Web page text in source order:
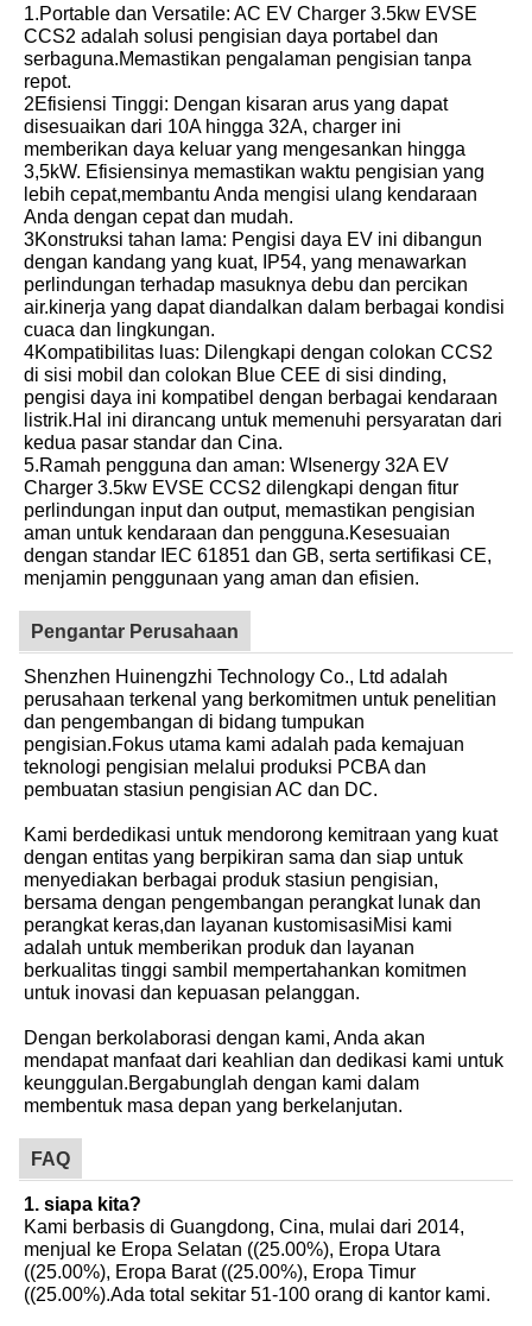
1.Portable dan Versatile: AC EV Charger 3.5kw EVSE
CCS2 adalah solusi pengisian daya portabel dan
serbaguna.Memastikan pengalaman pengisian tanpa
repot.
2Efisiensi Tinggi: Dengan kisaran arus yang dapat
disesuaikan dari 10A hingga 32A, charger ini
memberikan daya keluar yang mengesankan hingga
3,5kW. Efisiensinya memastikan waktu pengisian yang
lebih cepat,membantu Anda mengisi ulang kendaraan
Anda dengan cepat dan mudah.
3Konstruksi tahan lama: Pengisi daya EV ini dibangun
dengan kandang yang kuat, IP54, yang menawarkan
perlindungan terhadap masuknya debu dan percikan
air.kinerja yang dapat diandalkan dalam berbagai kondisi
cuaca dan lingkungan.
4Kompatibilitas luas: Dilengkapi dengan colokan CCS2
di sisi mobil dan colokan Blue CEE di sisi dinding,
pengisi daya ini kompatibel dengan berbagai kendaraan
listrik.Hal ini dirancang untuk memenuhi persyaratan dari
kedua pasar standar dan Cina.
5.Ramah pengguna dan aman: WIsenergy 32A EV
Charger 3.5kw EVSE CCS2 dilengkapi dengan fitur
perlindungan input dan output, memastikan pengisian
aman untuk kendaraan dan pengguna.Kesesuaian
dengan standar IEC 61851 dan GB, serta sertifikasi CE,
menjamin penggunaan yang aman dan efisien.
Pengantar Perusahaan
Shenzhen Huinengzhi Technology Co., Ltd adalah
perusahaan terkenal yang berkomitmen untuk penelitian
dan pengembangan di bidang tumpukan
pengisian.Fokus utama kami adalah pada kemajuan
teknologi pengisian melalui produksi PCBA dan
pembuatan stasiun pengisian AC dan DC.
Kami berdedikasi untuk mendorong kemitraan yang kuat
dengan entitas yang berpikiran sama dan siap untuk
menyediakan berbagai produk stasiun pengisian,
bersama dengan pengembangan perangkat lunak dan
perangkat keras,dan layanan kustomisasiMisi kami
adalah untuk memberikan produk dan layanan
berkualitas tinggi sambil mempertahankan komitmen
untuk inovasi dan kepuasan pelanggan.
Dengan berkolaborasi dengan kami, Anda akan
mendapat manfaat dari keahlian dan dedikasi kami untuk
keunggulan.Bergabunglah dengan kami dalam
membentuk masa depan yang berkelanjutan.
FAQ
1. siapa kita?
Kami berbasis di Guangdong, Cina, mulai dari 2014,
menjual ke Eropa Selatan ((25.00%), Eropa Utara
((25.00%), Eropa Barat ((25.00%), Eropa Timur
((25.00%).Ada total sekitar 51-100 orang di kantor kami.